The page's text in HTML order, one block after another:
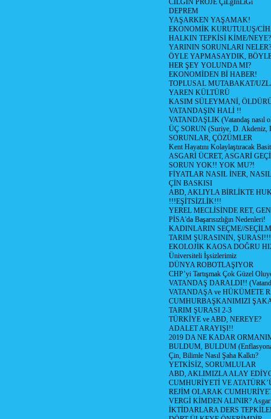
CILGIN PROJE ÇıLğInLıĞı
DEPREM
YAŞARKEN YAŞAMAK!
EKONOMİK KURUTULUŞ/
HALKIN TEPKİSİ KİME/NEYE?
YARININ SORUNLARI NELER?
ÖYLE YAPMASAYDIK,
HER ŞEY YOLUNDA MI?
EKONOMİDEN Bİ HABER!
TOPLUSAL MUTABAKAT/
YAREN KÜLTÜRÜ
KASIM SÜLEYMANİ,
VATANDAŞIN HALİ !!
VATANDAŞLIK (Vatandaş nasıl
ÜÇ SORUN (Suriye, D. Akdeniz,
SORUNLAR, ÇÖZÜMLER
Kent Hayatını Kolaylaştıracak
ASGARİ ÜCRET, ASGARİ
SORUN YOK!! YOK MU?!
FİYATLAR NASIL İNER,
ÇİN BASKISI
ABD, AKLIYLA BİRLİKTE
!!!EŞİTSİZLİK!!!
YEREL MECLİSİNDE RET,
PİSA'da Başarısızlığın Nedenleri!
KADINLARIN SEÇME//
TARIM ŞURASININ, ŞURASI!!!
EKOLOJİK KAOSA DOĞRU
Üniversiteli İşsizlerimiz
DÜNYA ROBOTLAŞIYOR
CHP’yi Tartışmak Çok Güzel
VATANDAŞ DARALDI!!
VATANDAŞA ve HÜKÜMETE
CUMHURBAŞKANIMIZI
TARIM ŞURASI 2-3
TÜRKİYE ve ABD, NEREYE?
ADALET ARAYIŞI!!
2019 DA NE KADAR
BULDUM, BULDUM
Çin, Bilimle Nasıl Şaha Kalktı?
YETKİSİZ, SORUMLULAR
ABD, AKLIMIZLA ALAY
CUMHURİYETİ VE
REJİM OLARAK
VERGİ KİMDEN ALINIR?
İKTİDARLARA DERS